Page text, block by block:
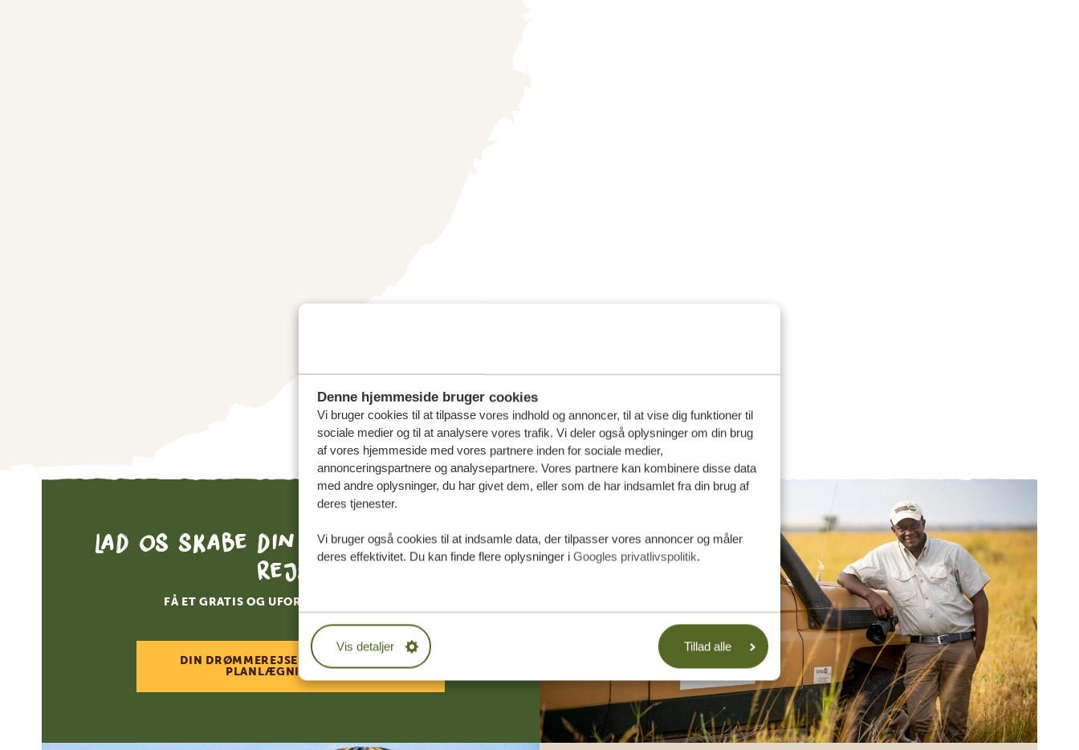
Denne hjemmeside bruger cookies
Vi bruger cookies til at tilpasse vores indhold og annoncer, til at vise dig funktioner til
sociale medier og til at analysere vores trafik. Vi deler også oplysninger om din brug
af vores hjemmeside med vores partnere inden for sociale medier,
annonceringspartnere og analysepartnere. Vores partnere kan kombinere disse data
med andre oplysninger, du har givet dem, eller som de har indsamlet fra din brug af
deres tjenester.
Vi bruger også cookies til at indsamle data, der tilpasser vores annoncer og måler
deres effektivitet. Du kan finde flere oplysninger i Googles privatlivspolitik.
Vis detaljer Tillad alle
Lad os skabe din skræddersyede
rejse
FÅ ET GRATIS OG UFORPLIGTENDE TILBUD
DIN DRØMMEREJSE VENTER – START
PLANLÆGNINGEN NU